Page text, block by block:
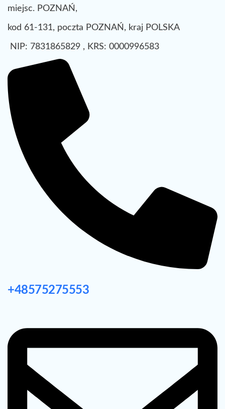
miejsc. POZNAŃ,
kod 61-131, poczta POZNAŃ, kraj POLSKA
NIP: 7831865829 , KRS: 0000996583
+48575275553